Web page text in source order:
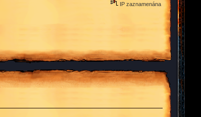
IP zaznamenána